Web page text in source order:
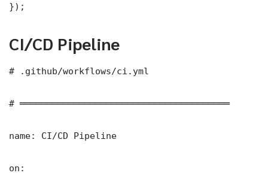
});
CI/CD Pipeline
# .github/workflows/ci.yml
# ═══════════════════════════════════════
name: CI/CD Pipeline
on: